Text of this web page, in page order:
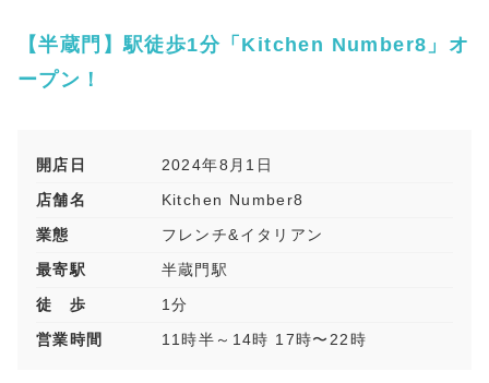
【半蔵門】駅徒歩1分「Kitchen Number8」オ
ープン！
開店日
2024年8月1日
店舗名
Kitchen Number8
業態
フレンチ&イタリアン
最寄駅
半蔵門駅
徒 歩
1分
営業時間
11時半～14時 17時〜22時